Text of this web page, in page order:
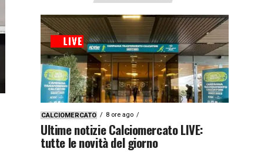
CALCIOMERCATO 8 ore ago
Ultime notizie Calciomercato LIVE:
tutte le novità del giorno